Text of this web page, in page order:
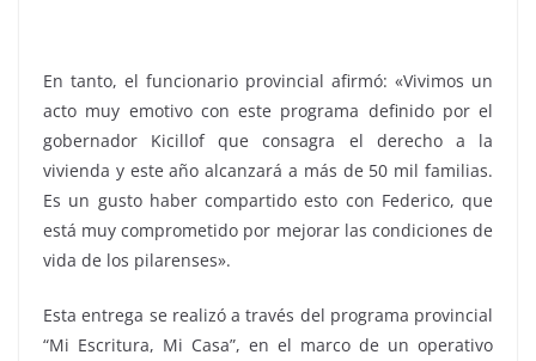
En tanto, el funcionario provincial afirmó: «Vivimos un
acto muy emotivo con este programa definido por el
gobernador Kicillof que consagra el derecho a la
vivienda y este año alcanzará a más de 50 mil familias.
Es un gusto haber compartido esto con Federico, que
está muy comprometido por mejorar las condiciones de
vida de los pilarenses».
Esta entrega se realizó a través del programa provincial
“Mi Escritura, Mi Casa”, en el marco de un operativo